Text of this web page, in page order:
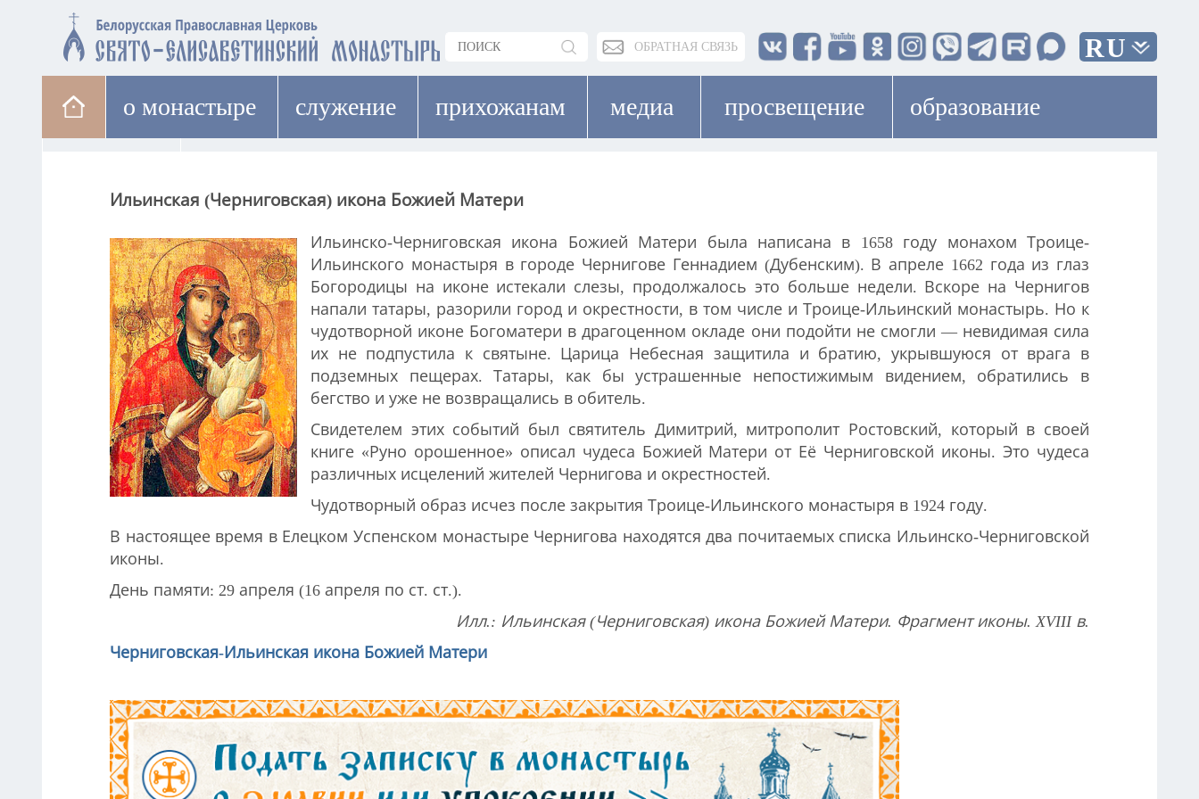
ОБРАТНАЯ СВЯЗЬ RU
о монастыре cлужение прихожанам медиа просвещение образование
Ильинская (Черниговская) икона Божией Матери
Ильинско-Черниговская икона Божией Матери была написана в 1658 году монахом Троице-
Ильинского монастыря в городе Чернигове Геннадием (Дубенским). В апреле 1662 года из глаз
Богородицы на иконе истекали слезы, продолжалось это больше недели. Вскоре на Чернигов
напали татары, разорили город и окрестности, в том числе и Троице-Ильинский монастырь. Но к
чудотворной иконе Богоматери в драгоценном окладе они подойти не смогли — невидимая сила
их не подпустила к святыне. Царица Небесная защитила и братию, укрывшуюся от врага в
подземных пещерах. Татары, как бы устрашенные непостижимым видением, обратились в
бегство и уже не возвращались в обитель.
Свидетелем этих событий был святитель Димитрий, митрополит Ростовский, который в своей
книге «Руно орошенное» описал чудеса Божией Матери от Её Черниговской иконы. Это чудеса
различных исцелений жителей Чернигова и окрестностей.
Чудотворный образ исчез после закрытия Троице-Ильинского монастыря в 1924 году.
В настоящее время в Елецком Успенском монастыре Чернигова находятся два почитаемых списка Ильинско-Черниговской
иконы.
День памяти: 29 апреля (16 апреля по ст. ст.).
Илл.: Ильинская (Черниговская) икона Божией Матери. Фрагмент иконы. XVIII в.
Черниговская-Ильинская икона Божией Матери